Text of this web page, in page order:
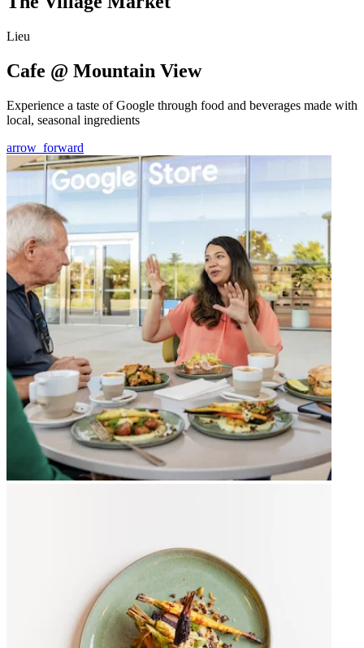
Lieu
Cafe @ Mountain View
Experience a taste of Google through food and beverages made with
local, seasonal ingredients
arrow_forward